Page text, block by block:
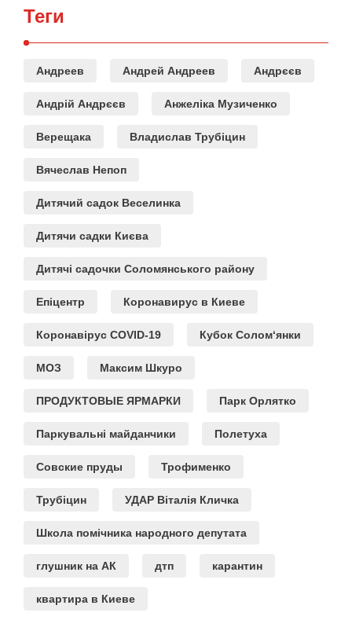
Теги
Андреев Андрей Андреев Андрєєв
Андрій Андрєєв Анжеліка Музиченко
Верещака Владислав Трубіцин
Вячеслав Непоп
Дитячий садок Веселинка
Дитячи садки Києва
Дитячі садочки Соломянського району
Епіцентр Коронавирус в Киеве
Коронавірус COVID-19 Кубок Солом‘янки
МОЗ Максим Шкуро
ПРОДУКТОВЫЕ ЯРМАРКИ Парк Орлятко
Паркувальні майданчики Полетуха
Совские пруды Трофименко
Трубіцин УДАР Віталія Кличка
Школа помічника народного депутата
глушник на АК дтп карантин
квартира в Киеве